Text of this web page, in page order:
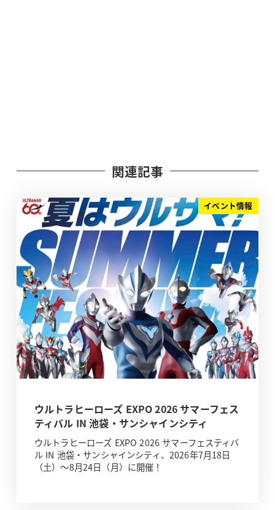
関連記事
イベント情報
ウルトラヒーローズ EXPO 2026 サマーフェス
ティバル IN 池袋・サンシャインシティ
ウルトラヒーローズ EXPO 2026 サマーフェスティバ
ル IN 池袋・サンシャインシティ、2026年7月18日
（土）～8月24日（月）に開催！